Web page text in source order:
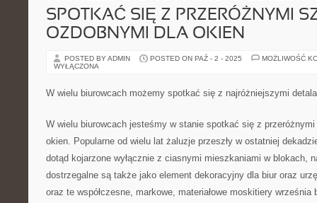
SPOTKAĆ SIĘ Z PRZERÓŻNYMI
OZDOBNYMI DLA OKIEN
POSTED BY ADMIN POSTED ON PAŹ - 2 - 2025
MOŻLIWOŚĆ
WYŁĄCZONA
W wielu biurowcach możemy spotkać się z najróżniejszymi
W wielu biurowcach jesteśmy w stanie spotkać się z
okien. Popularne od wielu lat żaluzje przeszły w ostatniej
dotąd kojarzone wyłącznie z ciasnymi mieszkaniami w blokach,
dostrzegalne są także jako element dekoracyjny dla biur oraz
oraz te współczesne, markowe, materiałowe moskitiery września